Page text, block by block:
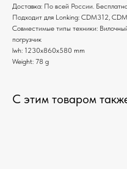
Доставка: По всей России.
Подходит для Lonking: CDM312,
Совместимые типы техники:
погрузчик
lwh: 1230x860x580 mm
Weight: 78 g
С этим товаром